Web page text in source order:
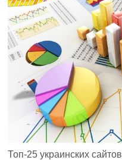
Топ-25 украинских сайтов